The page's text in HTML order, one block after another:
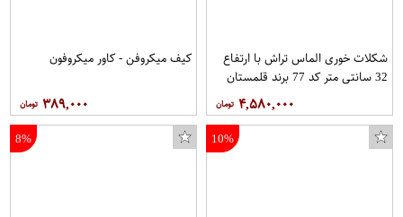
شکلات خوری الماس تراش با ارتفاع
32 سانتی متر کد 77 برند قلمستان
۴,۵۸۰,۰۰۰
کیف میکروفن - کاور میکروفون
۳۸۹,۰۰۰
10%
8%